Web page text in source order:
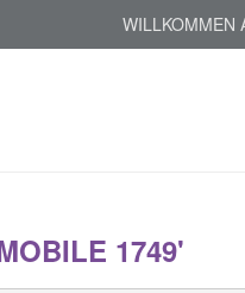
WILLKOMMEN
1749'